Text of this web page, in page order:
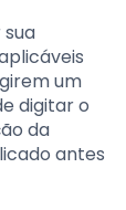
um
digitar o
da
antes